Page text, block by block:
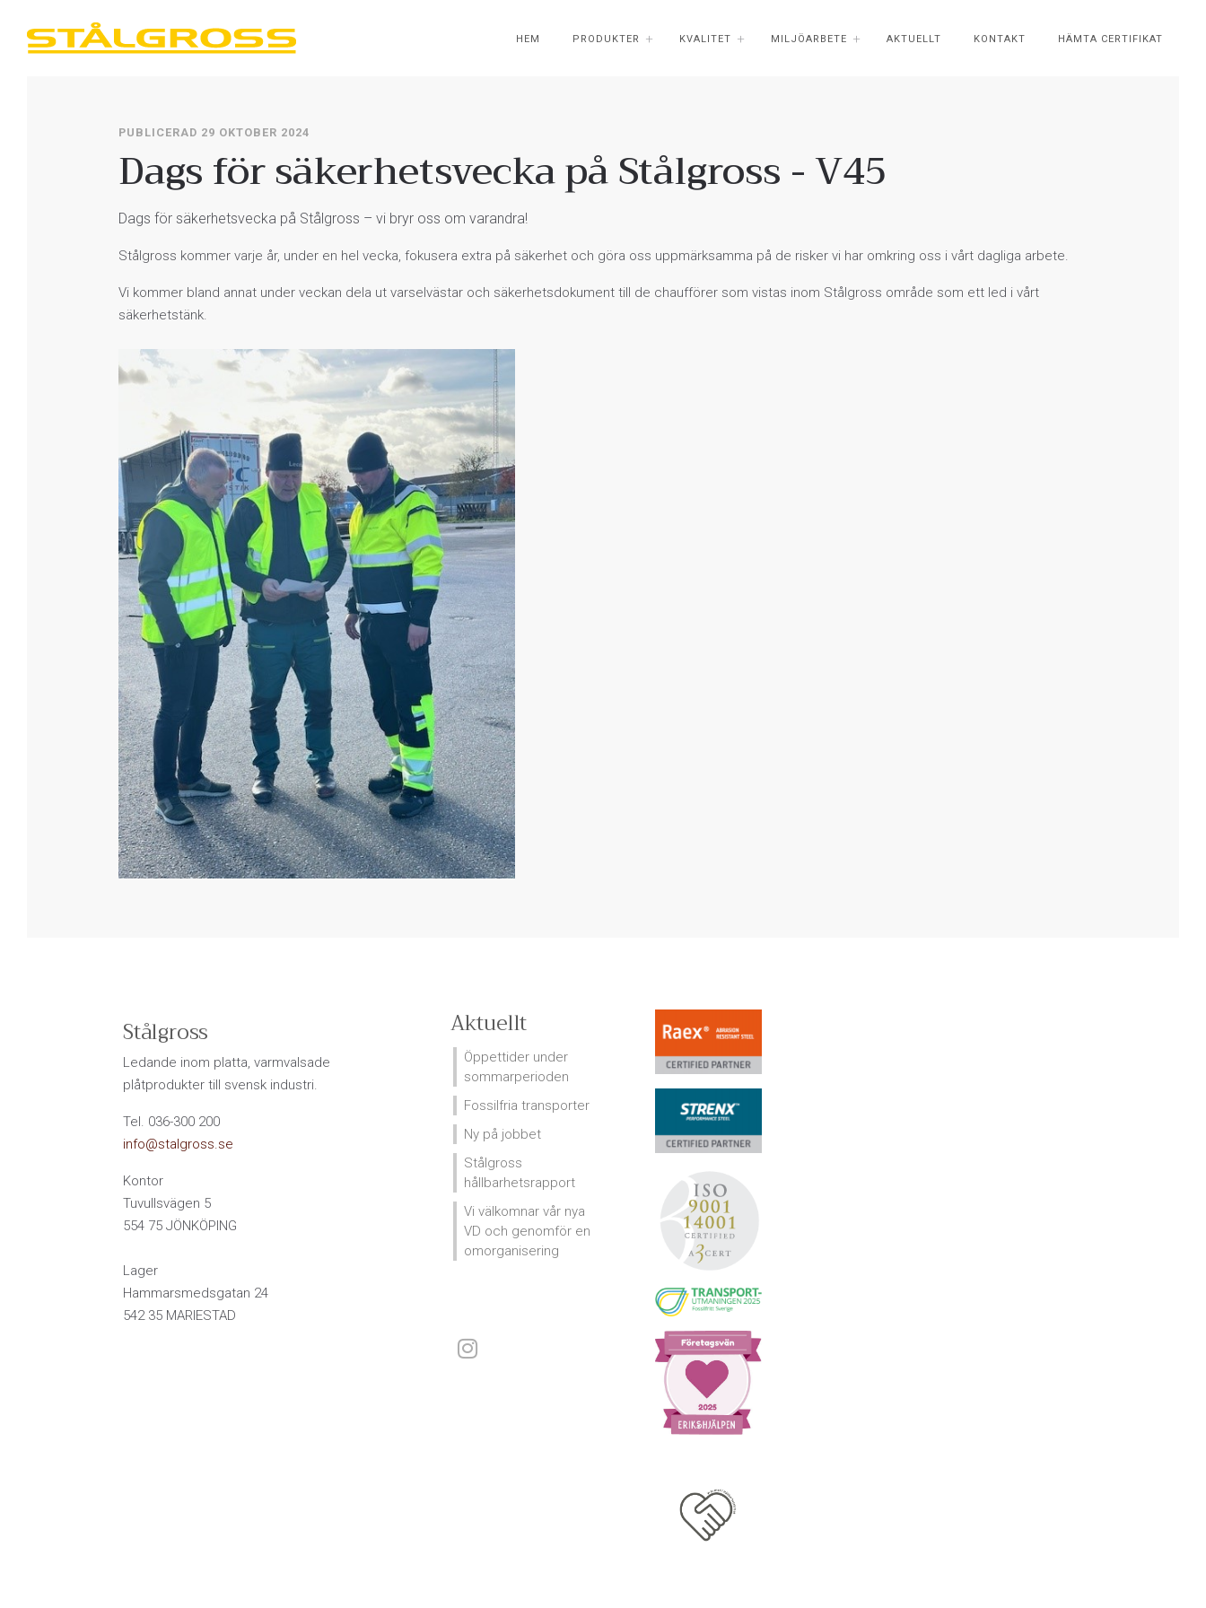
HEM PRODUKTER KVALITET MILJÖARBETE AKTUELLT KONTAKT HÄMTA CERTIFIKAT
PUBLICERAD 29 OKTOBER 2024
Dags för säkerhetsvecka på Stålgross - V45
Dags för säkerhetsvecka på Stålgross – vi bryr oss om varandra!
Stålgross kommer varje år, under en hel vecka, fokusera extra på säkerhet och göra oss uppmärksamma på de risker vi har omkring oss i vårt dagliga arbete.
Vi kommer bland annat under veckan dela ut varselvästar och säkerhetsdokument till de chaufförer som vistas inom Stålgross område som ett led i vårt
säkerhetstänk.
Stålgross
Ledande inom platta, varmvalsade
plåtprodukter till svensk industri.
Tel. 036-300 200
info@stalgross.se
Kontor
Tuvullsvägen 5
554 75 JÖNKÖPING
Lager
Hammarsmedsgatan 24
542 35 MARIESTAD
Aktuellt
Öppettider under
sommarperioden
Fossilfria transporter
Ny på jobbet
Stålgross
hållbarhetsrapport
Vi välkomnar vår nya
VD och genomför en
omorganisering